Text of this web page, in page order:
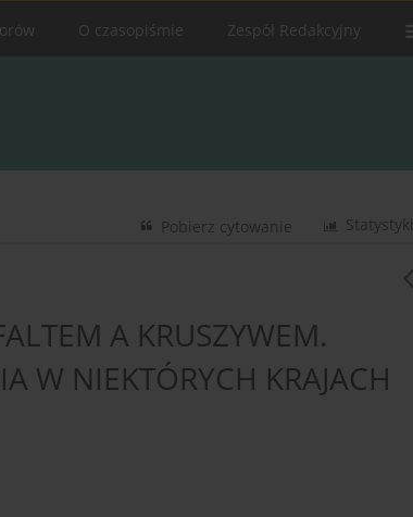
O czasopiśmie Zespół Redakcyjny
Statystyki
Pobierz cytowanie
A KRUSZYWEM.
W NIEKTÓRYCH KRAJACH